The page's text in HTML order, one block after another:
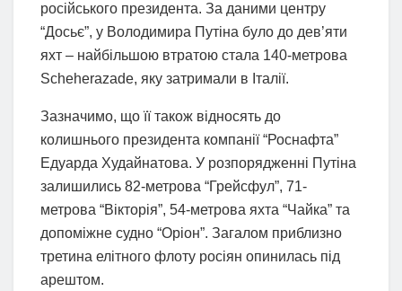
російського президента. За даними центру
“‎Досьє”‎, у Володимира Путіна було до дев’яти
яхт – найбільшою втратою стала 140-метрова
Scheherazade, яку затримали в Італії.
Зазначимо, що її також відносять до
колишнього президента компанії “‎Роснафта”‎
Едуарда Худайнатова. У розпорядженні Путіна
залишились 82-метрова “Грейсфул”, 71-
метрова “Вікторія”, 54-метрова яхта “Чайка” та
допоміжне судно “Оріон”. Загалом приблизно
третина елітного флоту росіян опинилась під
арештом.